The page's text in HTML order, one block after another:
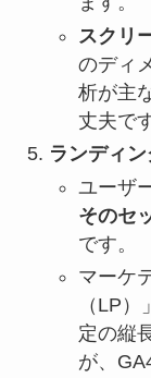
スクリ
のディ
析が主
丈夫で
ランディ
ユーザ
そのセ
です。
マーケ
（LP
定の縦
が、